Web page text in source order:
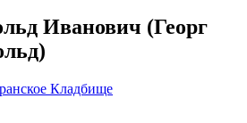
Иванович (Георг
Кладбище